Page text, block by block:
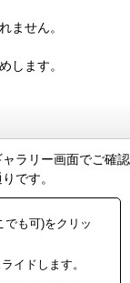
ません。
します。
ラリー画面でご確認
です。
でも可)をクリッ
イドします。